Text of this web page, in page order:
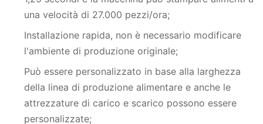
una velocità di 27.000 pezzi/ora;
Installazione rapida, non è necessario modificare
l'ambiente di produzione originale;
Può essere personalizzato in base alla larghezza
della linea di produzione alimentare e anche le
attrezzature di carico e scarico possono essere
personalizzate;